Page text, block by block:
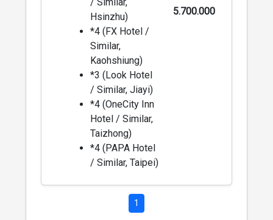
Hsinzhu)
*4 (FX Hotel /
Similar,
Kaohshiung)
*3 (Look Hotel
/ Similar, Jiayi)
*4 (OneCity Inn
Hotel / Similar,
Taizhong)
*4 (PAPA Hotel
/ Similar, Taipei)
5.700.000
1